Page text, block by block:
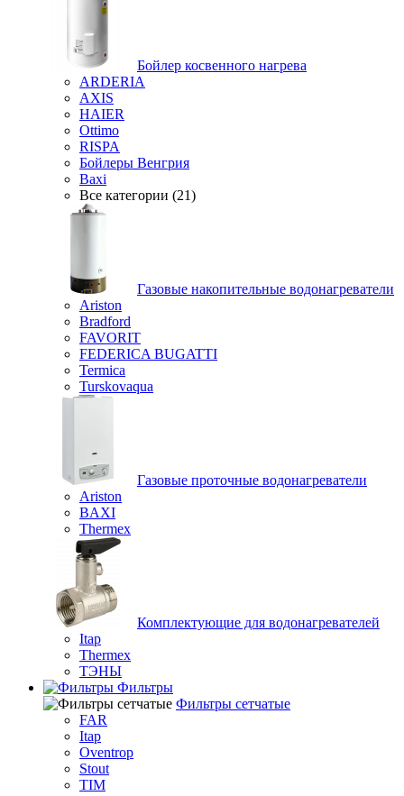
Бойлер косвенного нагрева
ARDERIA
AXIS
HAIER
Ottimo
RISPA
Бойлеры Венгрия
Baxi
Все категории (21)
Газовые накопительные водонагреватели
Ariston
Bradford
FAVORIT
FEDERICA BUGATTI
Termica
Turskovaqua
Газовые проточные водонагреватели
Ariston
BAXI
Thermex
Комплектующие для водонагревателей
Itap
Thermex
ТЭНЫ
Фильтры
Фильтры сетчатые
FAR
Itap
Oventrop
Stout
TIM